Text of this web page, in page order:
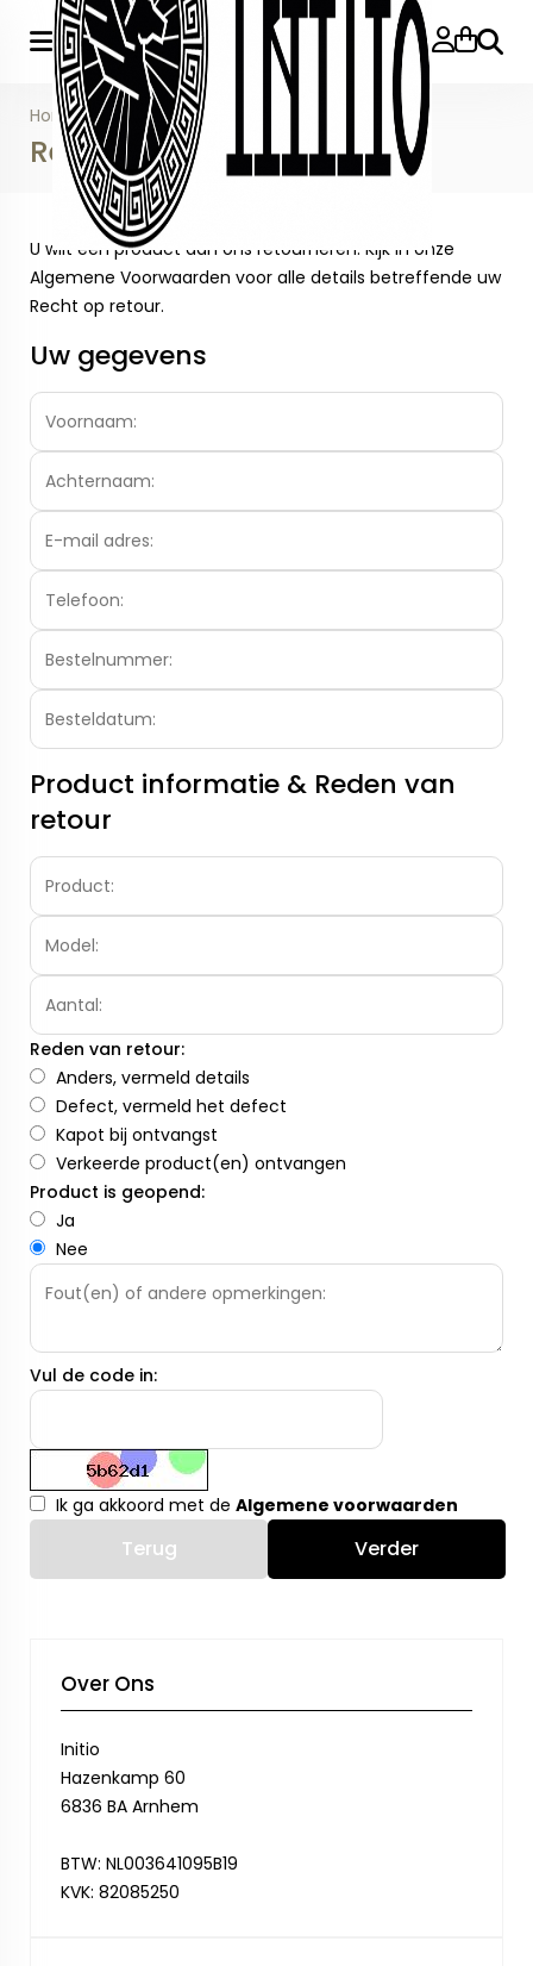
Home>Account>Retouraanvraag
Retouraanvraag
U wilt een product aan ons retourneren. Kijk in onze
Algemene Voorwaarden voor alle details betreffende uw
Recht op retour.
Uw gegevens
Product informatie & Reden van
retour
Reden van retour:
Anders, vermeld details
Defect, vermeld het defect
Kapot bij ontvangst
Verkeerde product(en) ontvangen
Product is geopend:
Ja
Nee
Vul de code in:
Ik ga akkoord met de Algemene voorwaarden
Terug Verder
Over Ons
Initio
Hazenkamp 60
6836 BA Arnhem
BTW: NL003641095B19
KVK: 82085250